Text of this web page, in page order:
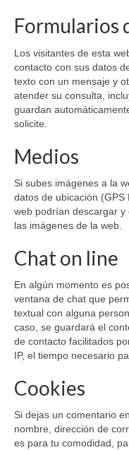
Formularios
Los visitantes de esta
contacto con sus datos
texto con un mensaje y
atender su consulta,
guardan
solicite.
Medios
Si subes imágenes a la
datos de ubicación (GPS
web podrían descargar y
las imágenes de la web.
Chat on line
En algún momento es
ventana de chat que
textual con alguna
caso, se guardará el
de contacto facilitados
IP, el tiempo necesario
Cookies
Si dejas un comentario
nombre, dirección de
es para tu comodidad,